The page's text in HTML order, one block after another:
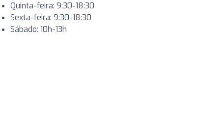
Quinta-feira: 9:30-18:30
Sexta-feira: 9:30-18:30
Sábado: 10h-13h